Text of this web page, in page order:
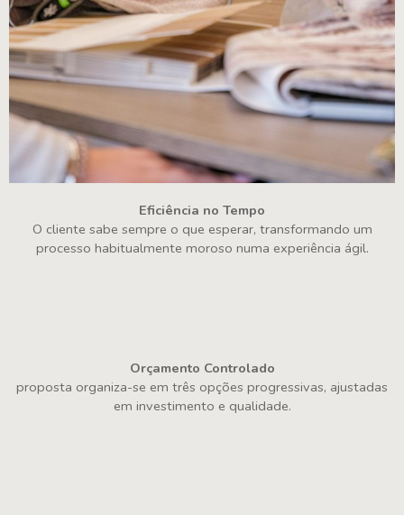
Eficiência no Tempo
O cliente sabe sempre o que esperar, transformando um
processo habitualmente moroso numa experiência ágil.
Orçamento Controlado
proposta organiza-se em três opções progressivas, ajustadas
em investimento e qualidade.